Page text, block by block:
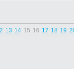
13 14 15 16 17 18 19